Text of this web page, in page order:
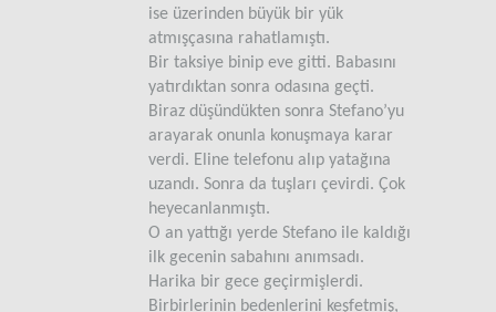
ise üzerinden büyük bir yük
atmışçasına rahatlamıştı.
Bir taksiye binip eve gitti. Babasını
yatırdıktan sonra odasına geçti.
Biraz düşündükten sonra Stefano’yu
arayarak onunla konuşmaya karar
verdi. Eline telefonu alıp yatağına
uzandı. Sonra da tuşları çevirdi. Çok
heyecanlanmıştı.
O an yattığı yerde Stefano ile kaldığı
ilk gecenin sabahını anımsadı.
Harika bir gece geçirmişlerdi.
Birbirlerinin bedenlerini keşfetmiş,